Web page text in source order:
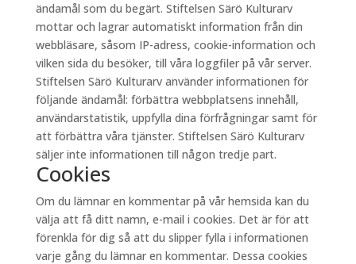
ändamål som du begärt. Stiftelsen Särö Kulturarv
mottar och lagrar automatiskt information från din
webbläsare, såsom IP-adress, cookie-information och
vilken sida du besöker, till våra loggfiler på vår server.
Stiftelsen Särö Kulturarv använder informationen för
följande ändamål: förbättra webbplatsens innehåll,
användarstatistik, uppfylla dina förfrågningar samt för
att förbättra våra tjänster. Stiftelsen Särö Kulturarv
säljer inte informationen till någon tredje part.
Cookies
Om du lämnar en kommentar på vår hemsida kan du
välja att få ditt namn, e-mail i cookies. Det är för att
förenkla för dig så att du slipper fylla i informationen
varje gång du lämnar en kommentar. Dessa cookies